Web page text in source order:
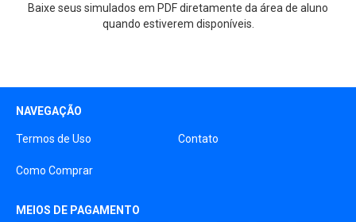
Baixe seus simulados em PDF diretamente da área de aluno
quando estiverem disponíveis.
NAVEGAÇÃO
Termos de Uso Contato
Como Comprar
MEIOS DE PAGAMENTO